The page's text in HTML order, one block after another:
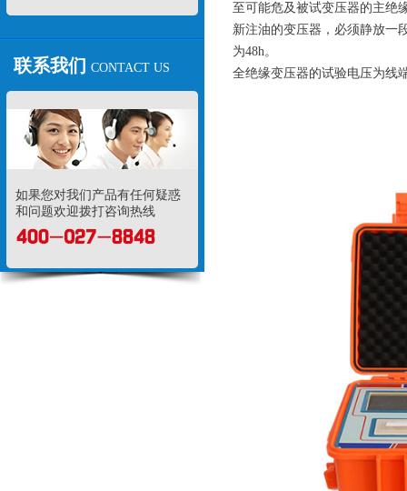
联系我们 CONTACT US
如果您对我们产品有任何疑惑
和问题欢迎拨打咨询热线
至可能危及被试变压器的主绝
新注油的变压器，必须静放一
为48h。
全绝缘变压器的试验电压为线